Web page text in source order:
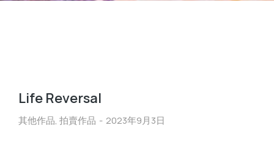
Life Reversal
其他作品, 拍賣作品 2023年9月3日